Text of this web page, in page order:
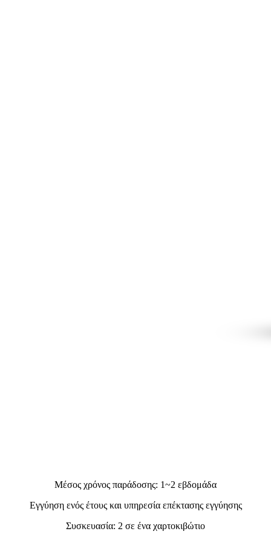
Μέσος χρόνος παράδοσης: 1~2 εβδομάδα
Εγγύηση ενός έτους και υπηρεσία επέκτασης εγγύησης
Συσκευασία: 2 σε ένα χαρτοκιβώτιο